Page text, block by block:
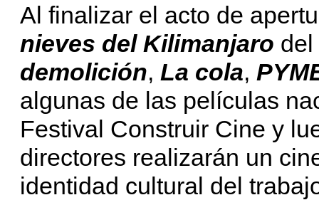
Al finalizar el acto de
nieves del Kilimanjaro
demolición, La cola,
algunas de las películas
Festival Construir Cine y
directores realizarán un
identidad cultural del